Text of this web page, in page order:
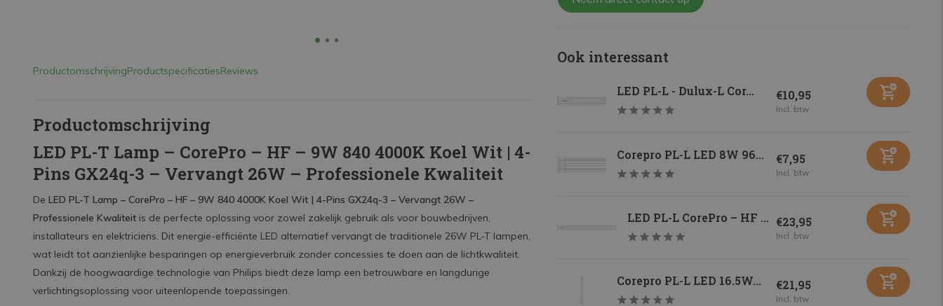
ProductomschrijvingProductspecificatiesReviews
Productomschrijving
LED PL-T Lamp – CorePro – HF – 9W 840 4000K Koel Wit | 4-
Pins GX24q-3 – Vervangt 26W – Professionele Kwaliteit
De LED PL-T Lamp – CorePro – HF – 9W 840 4000K Koel Wit | 4-Pins GX24q-3 – Vervangt 26W –
Professionele Kwaliteit is de perfecte oplossing voor zowel zakelijk gebruik als voor bouwbedrijven,
installateurs en elektriciens. Dit energie-efficiënte LED alternatief vervangt de traditionele 26W PL-T lampen,
wat leidt tot aanzienlijke besparingen op energieverbruik zonder concessies te doen aan de lichtkwaliteit.
Dankzij de hoogwaardige technologie van Philips biedt deze lamp een betrouwbare en langdurige
verlichtingsoplossing voor uiteenlopende toepassingen.
Ook interessant
LED PL-L - Dulux-L Cor... €10,95
Incl. btw
Corepro PL-L LED 8W 96... €7,95
Incl. btw
LED PL-L CorePro – HF ... €23,95
Incl. btw
Corepro PL-L LED 16.5W... €21,95
Incl. btw